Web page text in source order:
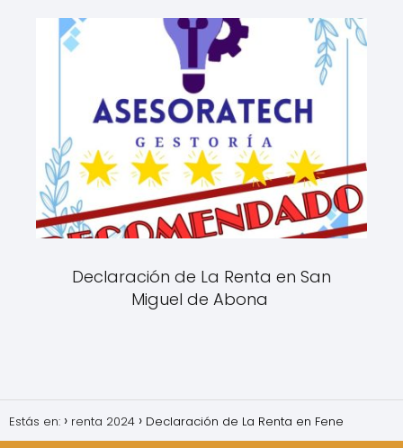
Declaración de La Renta en San
Miguel de Abona
Estás en: renta 2024 Declaración de La Renta en Fene